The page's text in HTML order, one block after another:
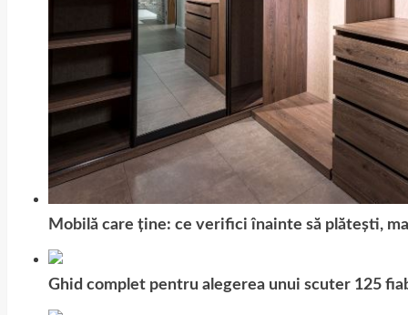
Mobilă care ține: ce verifici înainte să plătești,
Ghid complet pentru alegerea unui scuter 125